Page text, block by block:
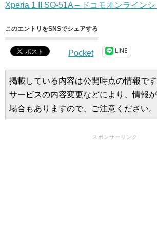
Xperia 1 II SO-51A – ドコモオンライン
このエントリをSNSでシェアする
Pocket LINE
掲載している内容は公開時点の情報で
サービスの内容変更などにより、情報
場合もありますので、ご注意ください。
スポンサーリンク